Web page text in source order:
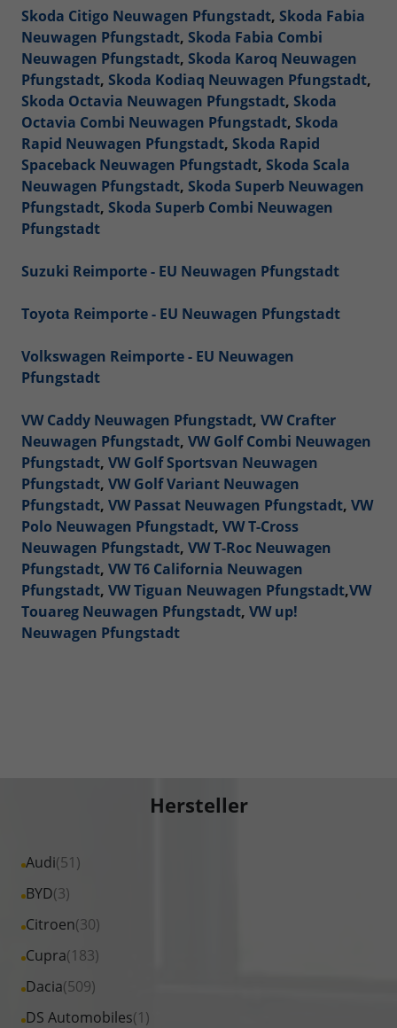
Skoda Citigo Neuwagen Pfungstadt, Skoda Fabia
Neuwagen Pfungstadt, Skoda Fabia Combi
Neuwagen Pfungstadt, Skoda Karoq Neuwagen
Pfungstadt, Skoda Kodiaq Neuwagen Pfungstadt,
Skoda Octavia Neuwagen Pfungstadt, Skoda
Octavia Combi Neuwagen Pfungstadt, Skoda
Rapid Neuwagen Pfungstadt, Skoda Rapid
Spaceback Neuwagen Pfungstadt, Skoda Scala
Neuwagen Pfungstadt, Skoda Superb Neuwagen
Pfungstadt, Skoda Superb Combi Neuwagen
Pfungstadt
Suzuki Reimporte - EU Neuwagen Pfungstadt
Toyota Reimporte - EU Neuwagen Pfungstadt
Volkswagen Reimporte - EU Neuwagen
Pfungstadt
VW Caddy Neuwagen Pfungstadt, VW Crafter
Neuwagen Pfungstadt, VW Golf Combi Neuwagen
Pfungstadt, VW Golf Sportsvan Neuwagen
Pfungstadt, VW Golf Variant Neuwagen
Pfungstadt, VW Passat Neuwagen Pfungstadt, VW
Polo Neuwagen Pfungstadt, VW T-Cross
Neuwagen Pfungstadt, VW T-Roc Neuwagen
Pfungstadt, VW T6 California Neuwagen
Pfungstadt, VW Tiguan Neuwagen Pfungstadt,VW
Touareg Neuwagen Pfungstadt, VW up!
Neuwagen Pfungstadt
Hersteller
Audi(51)
Alle
Fahrzeuge
Audi
anzeigen
BYD(3)
Alle
Fahrzeuge
BYD
anzeigen
Citroen(30)
Alle
Fahrzeuge
Citroen
anzeigen
Cupra(183)
Alle
Fahrzeuge
Dacia(509)
Alle
Fahrzeuge
DS Automobiles(1)
Alle